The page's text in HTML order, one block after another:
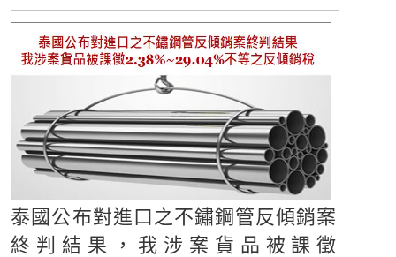
泰國公布對進口之不鏽鋼管反傾銷案
終判結果，我涉案貨品被課徵